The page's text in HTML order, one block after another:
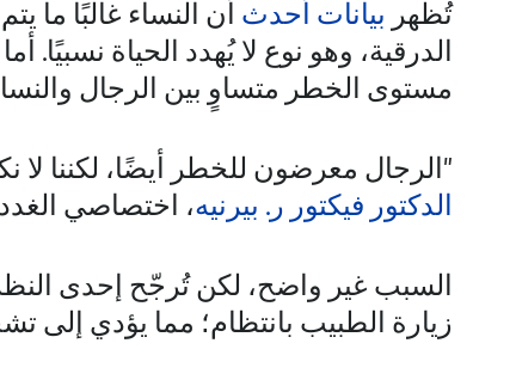
تُظهر بيانات أحدث أن النساء غالبًا
الدرقية، وهو نوع لا يُهدد الحياة
مستوى الخطر متساوٍ بين الرجال
"الرجال معرضون للخطر أيضًا، لكننا لا
الدكتور فيكتور ر. بيرنيه، اختصاصي
السبب غير واضح، لكن تُرجّح إحدى
زيارة الطبيب بانتظام؛ مما يؤدي إلى